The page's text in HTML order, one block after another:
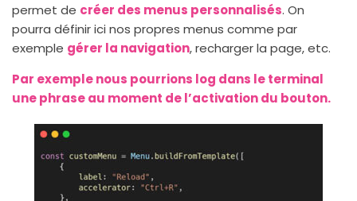
permet de créer des menus personnalisés. On
pourra définir ici nos propres menus comme par
exemple gérer la navigation, recharger la page, etc.
Par exemple nous pourrions log dans le terminal
une phrase au moment de l’activation du bouton.